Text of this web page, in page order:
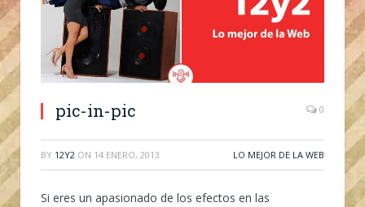
pic-in-pic 0
BY 12Y2 ON 14 ENERO, 2013 LO MEJOR DE LA WEB
Si eres un apasionado de los efectos en las